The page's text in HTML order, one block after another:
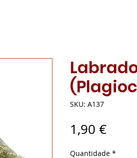
SKU: A137
1,90 €Preço
Quantidade *